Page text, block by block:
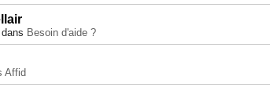
Besoin d'aide ?
Affid